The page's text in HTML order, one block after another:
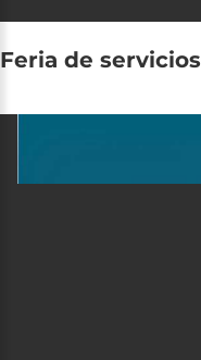
Feria de servicios